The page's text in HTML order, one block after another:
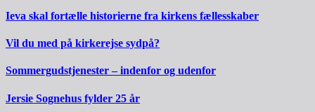
Ieva skal fortælle historierne fra kirkens fællesskaber
Vil du med på kirkerejse sydpå?
Sommergudstjenester – indenfor og udenfor
Jersie Sognehus fylder 25 år